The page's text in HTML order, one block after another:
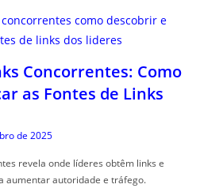
Concorrentes: Como
as Fontes de Links
de 2025
revela onde líderes obtêm links e
aumentar autoridade e tráfego.